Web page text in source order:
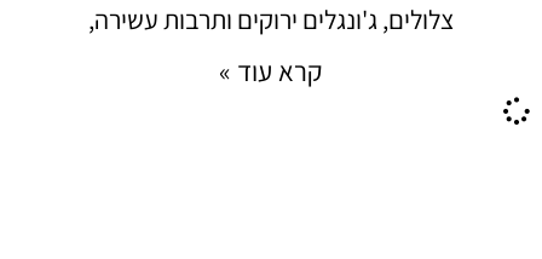
צלולים, ג'ונגלים ירוקים ותרבות עשירה,
קרא עוד »